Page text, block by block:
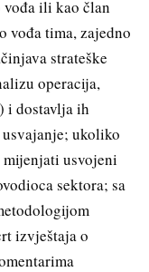
ili kao član
vođa tima, zajedno
strateške
operacija,
i dostavlja ih
ukoliko
usvojeni
sektora; sa
izvještaja o